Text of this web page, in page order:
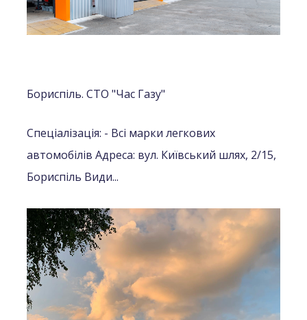
Бориспіль. СТО "Час Газу"
Спеціалізація: - Всі марки легкових
автомобілів Адреса: вул. Київський шлях, 2/15,
Бориспіль Види...